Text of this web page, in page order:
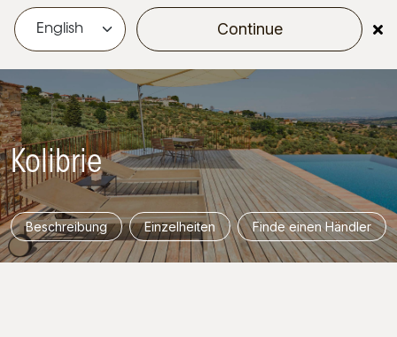
Continue
Kolibrie
Beschreibung Einzelheiten Finde einen Händler